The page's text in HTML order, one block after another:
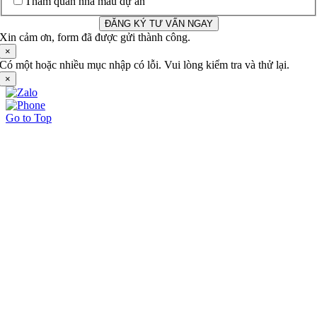
ĐĂNG KÝ TƯ VẤN NGAY
Xin cảm ơn, form đã được gửi thành công.
×
Có một hoặc nhiều mục nhập có lỗi. Vui lòng kiểm tra và thử lại.
×
Go to Top